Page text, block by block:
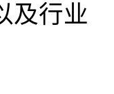
及行业